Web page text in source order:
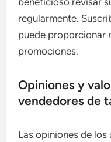
regularmente.
puede proporcionar
promociones.
Opiniones y
vendedores de
Las opiniones de